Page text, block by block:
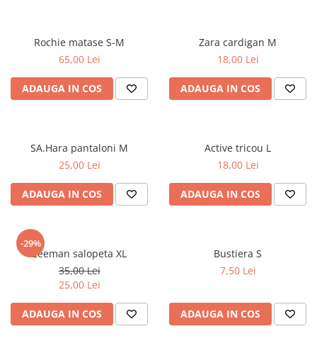
Rochie matase S-M
65,00 Lei
ADAUGA IN COS
Zara cardigan M
18,00 Lei
ADAUGA IN COS
SA.Hara pantaloni M
25,00 Lei
ADAUGA IN COS
Active tricou L
18,00 Lei
ADAUGA IN COS
-29%
Zeeman salopeta XL
35,00 Lei
25,00 Lei
ADAUGA IN COS
Bustiera S
7,50 Lei
ADAUGA IN COS